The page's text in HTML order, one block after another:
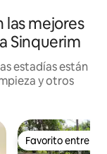
las mejores
Sinquerim
estadías están
y otros
Favorito entre
Favorito entre